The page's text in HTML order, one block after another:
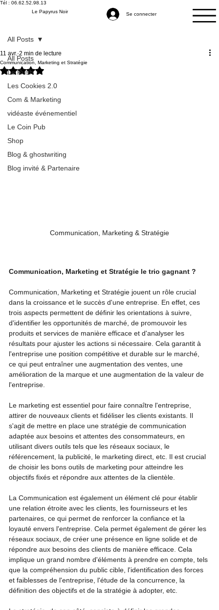
Le Papyrus Noir Se connecter
Tél : 06.62.52.98.13
All Posts
Le Rush
Les Cookies 2.0
Com & Marketing
vidéaste événementiel
Le Coin Pub
Shop
Blog & ghostwriting
Blog invité & Partenaire
All Posts
Communication, Marketing et Stratégie
11 avr. 2 min de lecture
Noté NaN étoiles sur 5.
Communication, Marketing & Stratégie
Communication, Marketing et Stratégie le trio gagnant ?
Communication, Marketing et Stratégie jouent un rôle crucial
dans la croissance et le succès d'une entreprise. En effet, ces
trois aspects permettent de définir les orientations à suivre,
d'identifier les opportunités de marché, de promouvoir les
produits et services de manière efficace et d'analyser les
résultats pour ajuster les actions si nécessaire. Cela garantit à
l'entreprise une position compétitive et durable sur le marché,
ce qui peut entraîner une augmentation des ventes, une
amélioration de la marque et une augmentation de la valeur de
l'entreprise.
Le marketing est essentiel pour faire connaître l'entreprise,
attirer de nouveaux clients et fidéliser les clients existants. Il
s'agit de mettre en place une stratégie de communication
adaptée aux besoins et attentes des consommateurs, en
utilisant divers outils tels que les réseaux sociaux, le
référencement, la publicité, le marketing direct, etc. Il est crucial
de choisir les bons outils de marketing pour atteindre les
objectifs fixés et répondre aux attentes de la clientèle.
La Communication est également un élément clé pour établir
une relation étroite avec les clients, les fournisseurs et les
partenaires, ce qui permet de renforcer la confiance et la
loyauté envers l'entreprise. Cela permet également de gérer les
réseaux sociaux, de créer une présence en ligne solide et de
répondre aux besoins des clients de manière efficace. Cela
implique un grand nombre d'éléments à prendre en compte, tels
que la compréhension du public cible, l'identification des forces
et faiblesses de l'entreprise, l'étude de la concurrence, la
définition des objectifs et de la stratégie à adopter, etc.